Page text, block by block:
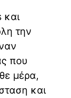
την
που
μέρα,
και